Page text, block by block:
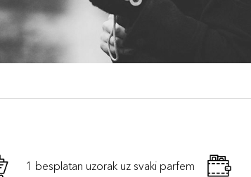
1 besplatan uzorak uz svaki parfem